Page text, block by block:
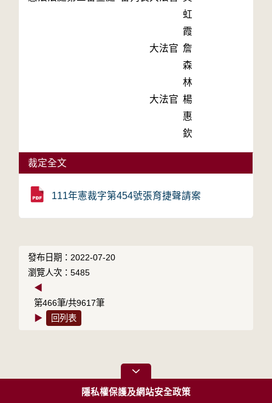
虹
霞
大法官 詹
森
林
大法官 楊
惠
欽
裁定全文
111年憲裁字第454號張育捷聲請案
發布日期：2022-07-20
瀏覽人次：5485
◀
第466筆/共9617筆
▶
回列表
隱私權保護及網站安全政策